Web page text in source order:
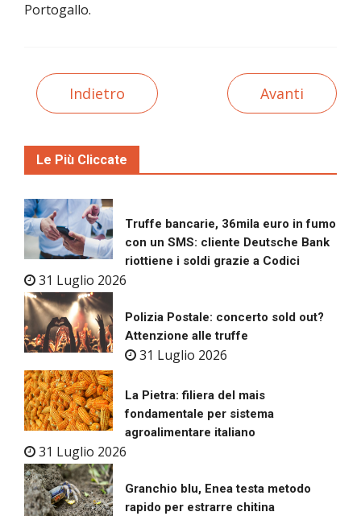
Portogallo.
Indietro Avanti
Le Più Cliccate
Truffe bancarie, 36mila euro in fumo
con un SMS: cliente Deutsche Bank
riottiene i soldi grazie a Codici
31 Luglio 2026
Polizia Postale: concerto sold out?
Attenzione alle truffe
31 Luglio 2026
La Pietra: filiera del mais
fondamentale per sistema
agroalimentare italiano
31 Luglio 2026
Granchio blu, Enea testa metodo
rapido per estrarre chitina